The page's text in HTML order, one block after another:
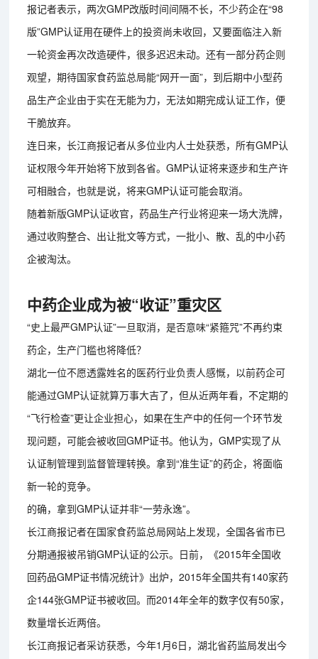
报记者表示，两次GMP改版时间间隔不长，不少药企在“98
版”GMP认证用在硬件上的投资尚未收回，又要面临注入新
一轮资金再次改造硬件，很多迟迟未动。还有一部分药企则
观望，期待国家食药监总局能“网开一面”，到后期中小型药
品生产企业由于实在无能为力，无法如期完成认证工作，便
干脆放弃。
连日来，长江商报记者从多位业内人士处获悉，所有GMP认
证权限今年开始将下放到各省。GMP认证将来逐步和生产许
可相融合，也就是说，将来GMP认证可能会取消。
随着新版GMP认证收官，药品生产行业将迎来一场大洗牌，
通过收购整合、出让批文等方式，一批小、散、乱的中小药
企被淘汰。
中药企业成为被“收证”重灾区
“史上最严GMP认证”一旦取消，是否意味“紧箍咒”不再约束
药企，生产门槛也将降低？
湖北一位不愿透露姓名的医药行业负责人感慨，以前药企可
能通过GMP认证就算万事大吉了，但从近两年看，不定期的
“飞行检查”更让企业担心，如果在生产中的任何一个环节发
现问题，可能会被收回GMP证书。他认为，GMP实现了从
认证制管理到监督管理转换。拿到“准生证”的药企，将面临
新一轮的竞争。
的确，拿到GMP认证并非“一劳永逸”。
长江商报记者在国家食药监总局网站上发现，全国各省市已
分期通报被吊销GMP认证的公示。日前，《2015年全国收
回药品GMP证书情况统计》出炉，2015年全国共有140家药
企144张GMP证书被收回。而2014年全年的数字仅有50家，
数量增长近两倍。
长江商报记者采访获悉，今年1月6日，湖北省药监局发出今